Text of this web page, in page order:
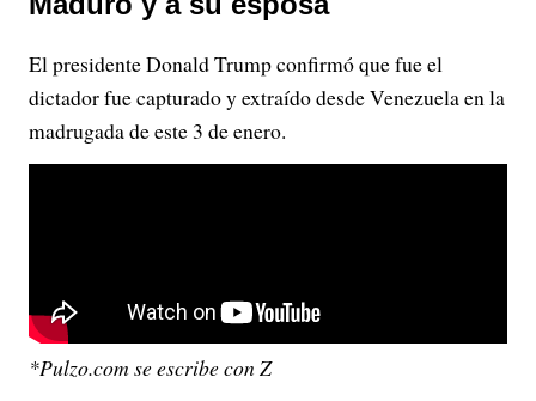
El presidente Donald Trump confirmó que fue el
dictador fue capturado y extraído desde Venezuela en la
madrugada de este 3 de enero.
*Pulzo.com se escribe con Z